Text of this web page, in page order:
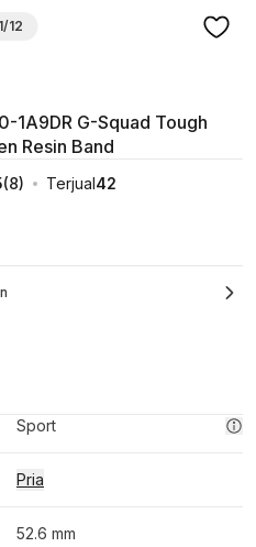
1/12
1A9DR G-Squad Tough
Resin Band
(8) Terjual42
Sport
Pria
52.6 mm